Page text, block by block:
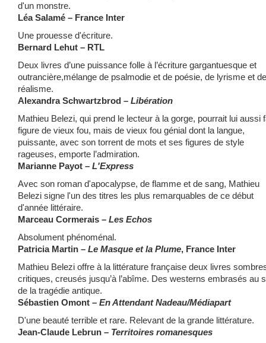
d'un monstre.
Léa Salamé – France Inter
Une prouesse d'écriture.
Bernard Lehut – RTL
Deux livres d’une puissance folle à l’écriture gargantuesque et
outrancière,mélange de psalmodie et de poésie, de lyrisme et de
réalisme.
Alexandra Schwartzbrod – Libération
Mathieu Belezi, qui prend le lecteur à la gorge, pourrait lui aussi
figure de vieux fou, mais de vieux fou génial dont la langue,
puissante, avec son torrent de mots et ses figures de style
rageuses, emporte l’admiration.
Marianne Payot – L'Express
Avec son roman d'apocalypse, de flamme et de sang, Mathieu
Belezi signe l'un des titres les plus remarquables de ce début
d'année littéraire.
Marceau Cormerais – Les Echos
Absolument phénoménal.
Patricia Martin – Le Masque et la Plume, France Inter
Mathieu Belezi offre à la littérature française deux livres
critiques, creusés jusqu’à l’abîme. Des westerns embrasés au
de la tragédie antique.
Sébastien Omont – En Attendant Nadeau/Médiapart
D'une beauté terrible et rare. Relevant de la grande littérature.
Jean-Claude Lebrun – Territoires romanesques